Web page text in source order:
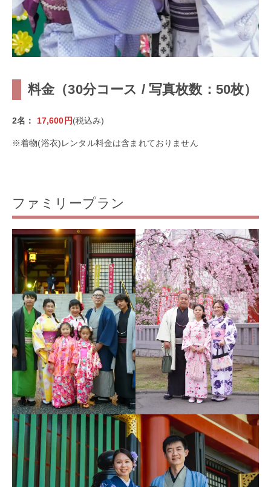
料金（30分コース / 写真枚数：50枚）
2名： 17,600円(税込み)
※着物(浴衣)レンタル料金は含まれておりません
ファミリープラン